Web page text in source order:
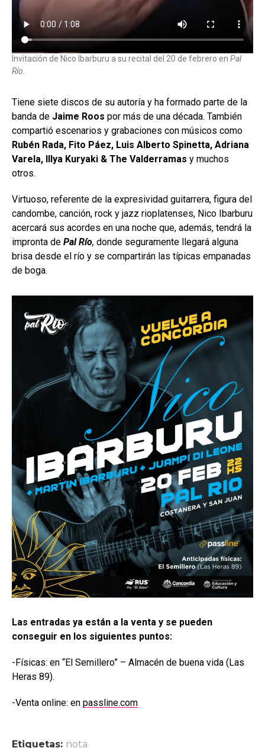
Invitación de Nico Ibarburu a su recital del 20 de febrero en Pal
Río.
Tiene siete discos de su autoría y ha formado parte de la
banda de Jaime Roos por más de una década. También
compartió escenarios y grabaciones con músicos como
Rubén Rada, Fito Páez, Luis Alberto Spinetta, Adriana
Varela, Illya Kuryaki & The Valderramas y muchos
otros.
Virtuoso, referente de la expresividad guitarrera, figura del
candombe, canción, rock y jazz rioplatenses, Nico Ibarburu
acercará sus acordes en una noche que, además, tendrá la
impronta de Pal Río, donde seguramente llegará alguna
brisa desde el río y se compartirán las típicas empanadas
de boga.
Las entradas ya están a la venta y se pueden
conseguir en los siguientes puntos:
-Físicas: en “El Semillero” – Almacén de buena vida (Las
Heras 89).
-Venta online: en passline.com
Etiquetas: nota